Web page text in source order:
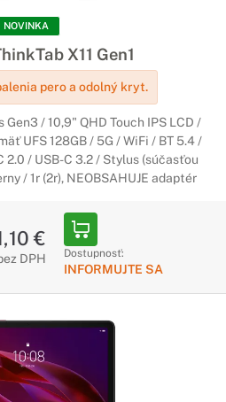
ktorý môžete zdieľať s celou
pre vás ideálnou voľbou. Vďaka
zobrazenie je rad Lenovo Tab
režimom pre deti budú všetci
a rodičia získajú kontrolu.
NOVINKA
X11 Gen1
pero a odolný kryt.
/ 10,9" QHD Touch IPS LCD /
UFS 128GB / 5G / WiFi / BT 5.4 /
/ USB-C 3.2 / Stylus (súčasťou
/ 1r (2r), NEOBSAHUJE adaptér
€
DPH Dostupnosť:
INFORMUJTE SA